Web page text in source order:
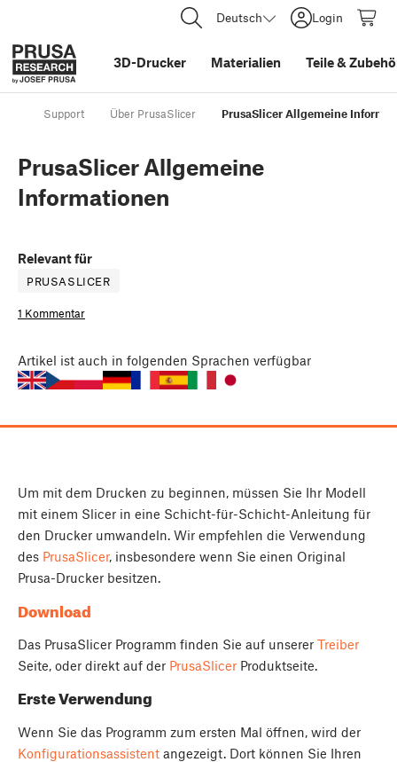
Deutsch Login
3D-Drucker Materialien Teile&
Support Über PrusaSlicer PrusaSlicer Allgemeine
PrusaSlicer Allgemeine
Informationen
Relevant für
PRUSASLICER
1 Kommentar
Artikel ist auch in folgenden Sprachen verfügbar
Um mit dem Drucken zu beginnen, müssen Sie Ihr Modell
mit einem Slicer in eine Schicht-für-Schicht-Anleitung für
den Drucker umwandeln. Wir empfehlen die Verwendung
des PrusaSlicer, insbesondere wenn Sie einen Original
Prusa-Drucker besitzen.
Download
Das PrusaSlicer Programm finden Sie auf unserer Treiber
Seite, oder direkt auf der PrusaSlicer Produktseite.
Erste Verwendung
Wenn Sie das Programm zum ersten Mal öffnen, wird der
Konfigurationsassistent angezeigt. Dort können Sie Ihren